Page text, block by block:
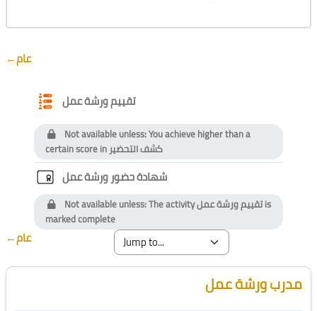
Section outline
←عام
تقييم ورشة عملQuestionnaire
Not available unless: You achieve higher than a
certain score inكشف التحضير
شهادة حضور ورشة عملCustom certificate
Not available unless: The activityتقييم ورشة عملis
marked complete
←عام
Blocks
Skip [Cocoon] Course Instructor مدرب ورشة عمل